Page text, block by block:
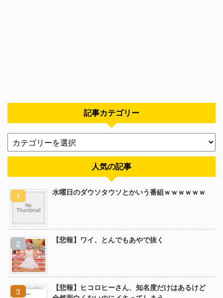
記事カテゴリー
人気の記事
水曜日のダウソタウソとかいう番組ｗｗｗｗｗｗ
【悲報】ワイ、とんでもあやで抜く
【悲報】ヒコロヒーさん、知名度だけはあるけど